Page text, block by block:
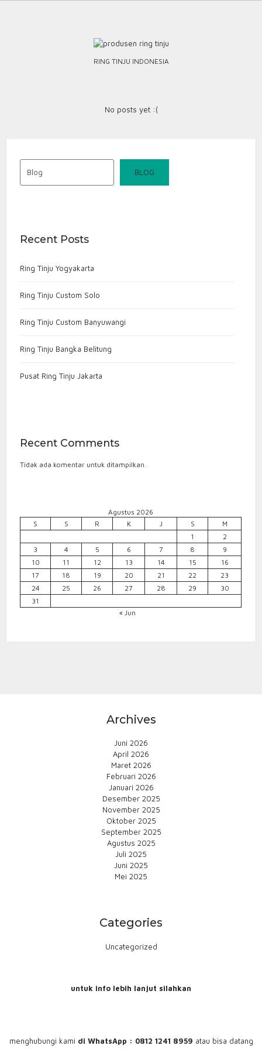
RING TINJU INDONESIA
No posts yet :(
BLOG
Recent Posts
Ring Tinju Yogyakarta
Ring Tinju Custom Solo
Ring Tinju Custom Banyuwangi
Ring Tinju Bangka Belitung
Pusat Ring Tinju Jakarta
Recent Comments
Tidak ada komentar untuk ditampilkan.
Agustus 2026
S
S R K J S
M
1
2
3
4 5 6 7 8
9
10
11 12 13 14 15
16
17
18 19 20 21 22
23
24
25 26 27 28 29
30
31
« Jun
Archives
Juni 2026
April 2026
Maret 2026
Februari 2026
Januari 2026
Desember 2025
November 2025
Oktober 2025
September 2025
Agustus 2025
Juli 2025
Juni 2025
Mei 2025
Categories
Uncategorized
untuk info lebih lanjut silahkan
menghubungi kami di WhatsApp : 0812 1241 8959 atau bisa datang